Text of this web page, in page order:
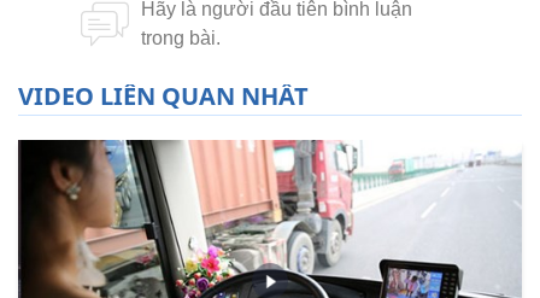
VIDEO LIÊN QUAN NHẤT